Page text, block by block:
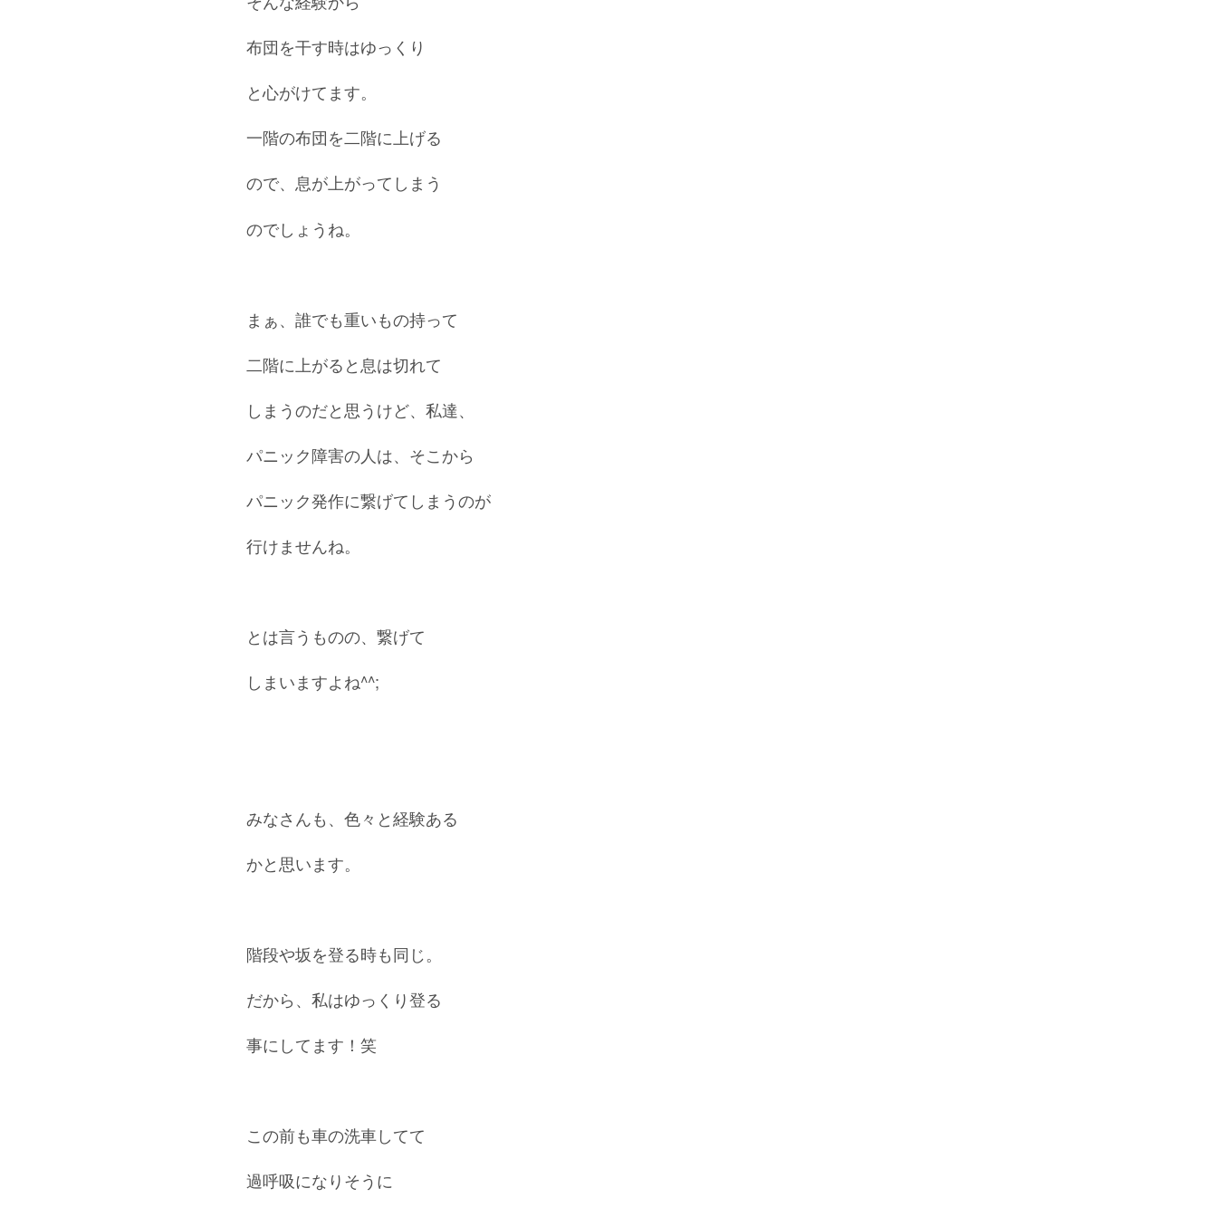
布団を干す時はゆっくり
と心がけてます。
一階の布団を二階に上げる
ので、息が上がってしまう
のでしょうね。
まぁ、誰でも重いもの持って
二階に上がると息は切れて
しまうのだと思うけど、私達、
パニック障害の人は、そこから
パニック発作に繋げてしまうのが
行けませんね。
とは言うものの、繋げて
しまいますよね^^;
みなさんも、色々と経験ある
かと思います。
階段や坂を登る時も同じ。
だから、私はゆっくり登る
事にしてます！笑
この前も車の洗車してて
過呼吸になりそうに